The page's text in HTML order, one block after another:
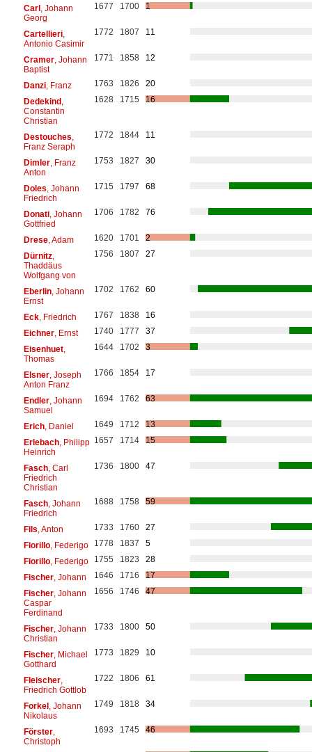
Carl, Johann
Georg
1677 1700 1
Cartellieri,
Antonio Casimir
1772 1807 11
Cramer, Johann
Baptist
1771 1858 12
Danzi, Franz 1763 1826
20
Dedekind,
Constantin
Christian
1628 1715 16
Destouches
Franz Seraph
1772 1844 11
Dimler, Franz
Anton
1753 1827 30
Doles , Johann
Friedrich
1715 1797 68
Donati, Johann
Gottfried
1706 1782 76
Drese, Adam 1620 1701
2
Dürnitz,
Thaddäus
Wolfgang von
1756 1807 27
Eberlin, Johann
Ernst
1702 1762 60
Eck, Friedrich 1767 1838
16
Eichner, Ernst 1740 1777
37
Eisenhuet,
Thomas
1644 1702 3
Elsner, Joseph
Anton Franz
1766 1854 17
Endler, Johann
Samuel
1694 1762 63
Erich, Daniel 1649 1712
13
Erlebach, Philipp
Heinrich
1657 1714 15
Fasch, Carl
Friedrich
Christian
1736 1800 47
Fasch, Johann
Friedrich
1688 1758 59
Fils , Anton 1733 1760
27
Fiorillo, Federigo 1778 1837
5
Fiorillo, Federigo 1755 1823
28
Fischer, Johann 1646 1716
17
Fischer, Johann
Caspar
Ferdinand
1656 1746 47
Fischer, Johann
Christian
1733 1800 50
Fischer, Michael
Gotthard
1773 1829 10
Fleischer,
Friedrich Gottlob
1722 1806 61
Forkel, Johann
Nikolaus
1749 1818 34
Förster,
Christoph
1693 1745 46